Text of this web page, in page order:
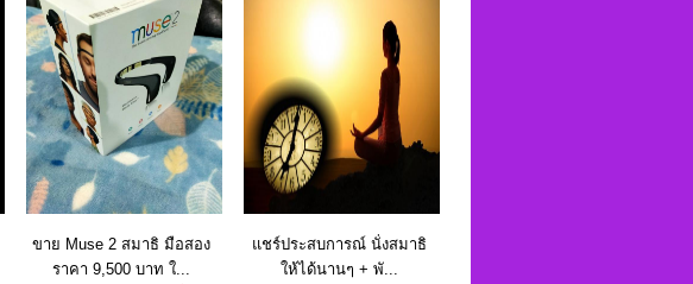
ขาย Muse 2 สมาธิ มือสอง
ราคา 9,500 บาท ใ...
แชร์ประสบการณ์ นั่งสมาธิ
ให้ได้นานๆ + พั...